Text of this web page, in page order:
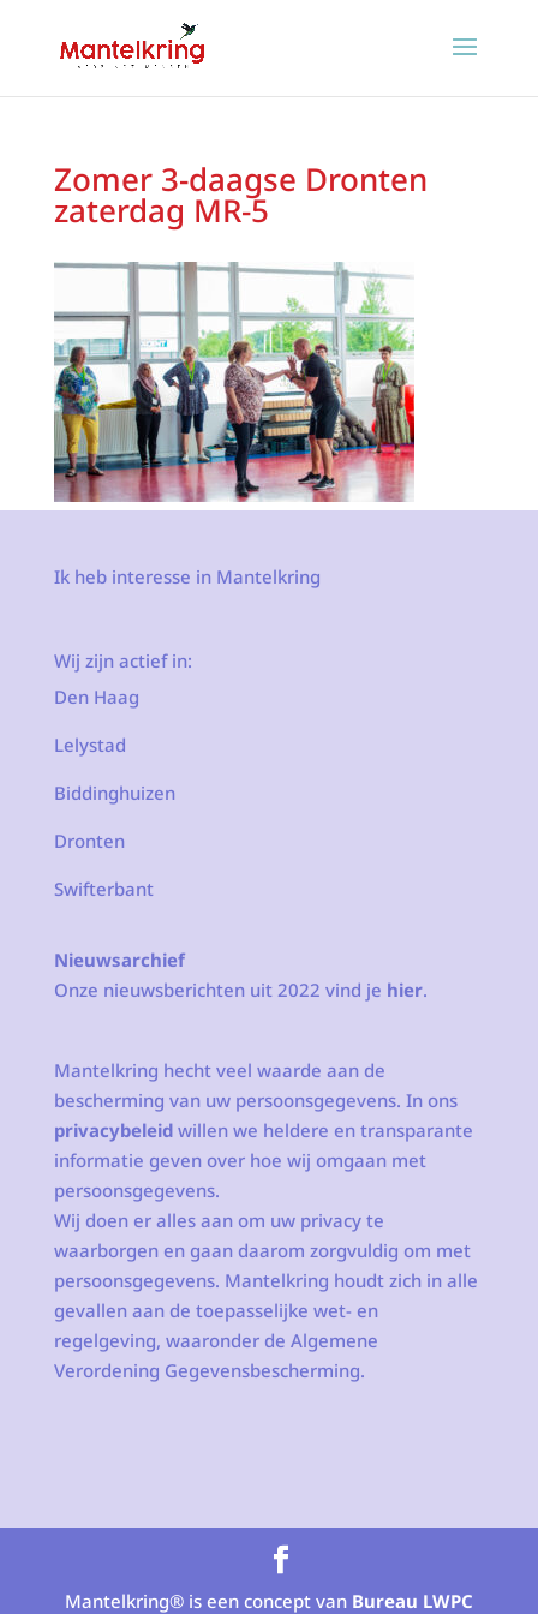
Zomer 3-daagse Dronten
zaterdag MR-5
Ik heb interesse in Mantelkring
Wij zijn actief in:
Den Haag
Lelystad
Biddinghuizen
Dronten
Swifterbant
Nieuwsarchief
Onze nieuwsberichten uit 2022 vind je hier.
Mantelkring hecht veel waarde aan de
bescherming van uw persoonsgegevens. In ons
privacybeleidwillen we heldere en transparante
informatie geven over hoe wij omgaan met
persoonsgegevens.
Wij doen er alles aan om uw privacy te
waarborgen en gaan daarom zorgvuldig om met
persoonsgegevens. Mantelkring houdt zich in alle
gevallen aan de toepasselijke wet- en
regelgeving, waaronder de Algemene
Verordening Gegevensbescherming.
Mantelkring® is een concept van Bureau LWPC